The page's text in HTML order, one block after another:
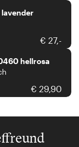
€ 27,-
HELL
hellrosa
€ 29,90